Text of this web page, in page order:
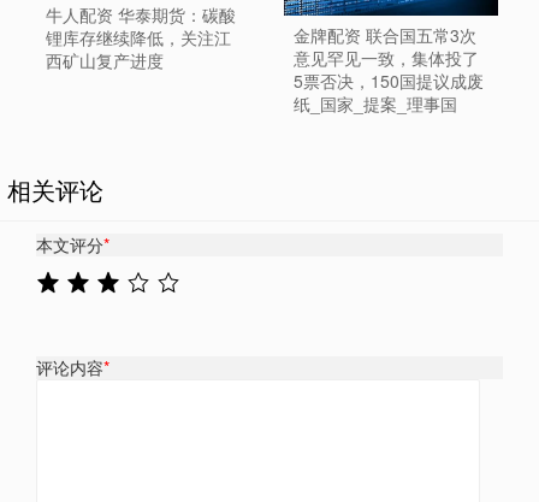
牛人配资 华泰期货：碳酸
锂库存继续降低，关注江
西矿山复产进度
金牌配资 联合国五常3次
意见罕见一致，集体投了
5票否决，150国提议成废
纸_国家_提案_理事国
相关评论
本文评分*
评论内容*